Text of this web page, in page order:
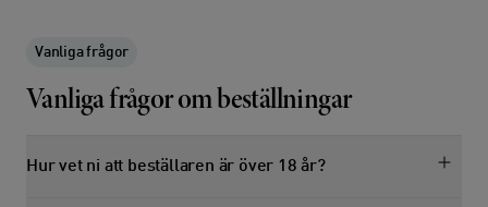
Vanliga frågor
Vanliga frågor om beställningar
Hur vet ni att beställaren är över 18 år?